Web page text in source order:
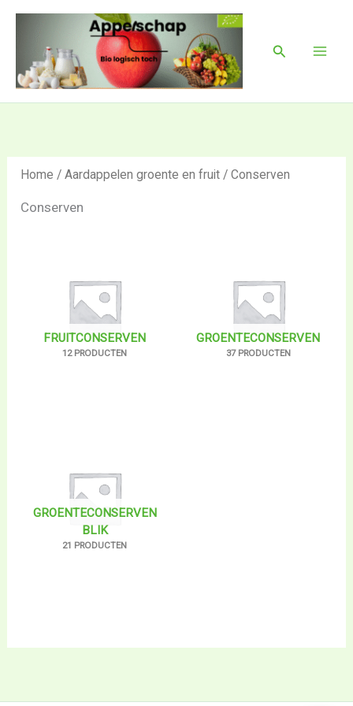
inhoud
Zoeken
Home /Aardappelen groente en fruit / Conserven
Conserven
FRUITCONSERVEN
12 PRODUCTEN
GROENTECONSERVEN
37 PRODUCTEN
GROENTECONSERVEN
BLIK
21 PRODUCTEN